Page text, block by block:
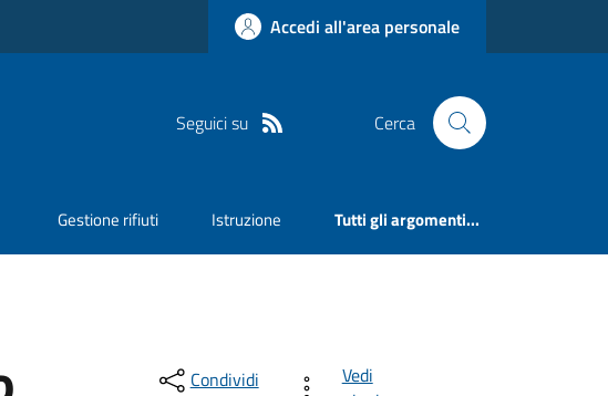
Accedi all'area personale
Seguici su Cerca
Gestione rifiuti Istruzione Tutti gli argomenti...
Condividi
Vedi